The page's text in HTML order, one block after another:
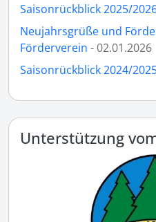
Saisonrückblick 2025/
Neujahrsgrüße und
Förderverein - 02.01.2026
Saisonrückblick 2024/
Unterstützung